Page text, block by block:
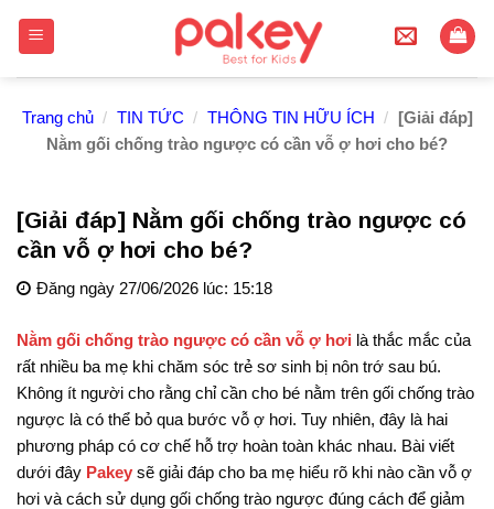
Trang chủ / TIN TỨC / THÔNG TIN HỮU ÍCH / [Giải đáp]
Nằm gối chống trào ngược có cần vỗ ợ hơi cho bé?
[Giải đáp] Nằm gối chống trào ngược có
cần vỗ ợ hơi cho bé?
Đăng ngày 27/06/2026 lúc: 15:18
Nằm gối chống trào ngược có cần vỗ ợ hơi là thắc mắc của
rất nhiều ba mẹ khi chăm sóc trẻ sơ sinh bị nôn trớ sau bú.
Không ít người cho rằng chỉ cần cho bé nằm trên gối chống trào
ngược là có thể bỏ qua bước vỗ ợ hơi. Tuy nhiên, đây là hai
phương pháp có cơ chế hỗ trợ hoàn toàn khác nhau. Bài viết
dưới đây Pakey sẽ giải đáp cho ba mẹ hiểu rõ khi nào cần vỗ ợ
hơi và cách sử dụng gối chống trào ngược đúng cách để giảm